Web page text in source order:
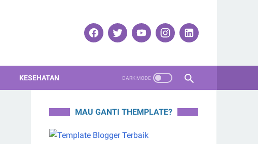
KESEHATAN
MAU GANTI THEMPLATE?